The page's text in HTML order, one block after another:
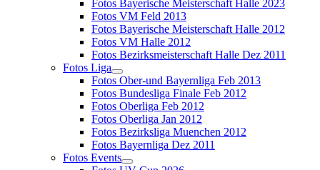
Fotos Bayerische Meisterschaft Halle 2023
Fotos VM Feld 2013
Fotos Bayerische Meisterschaft Halle 2012
Fotos VM Halle 2012
Fotos Bezirksmeisterschaft Halle Dez 2011
Fotos Liga
Fotos Ober-und Bayernliga Feb 2013
Fotos Bundesliga Finale Feb 2012
Fotos Oberliga Feb 2012
Fotos Oberliga Jan 2012
Fotos Bezirksliga Muenchen 2012
Fotos Bayernliga Dez 2011
Fotos Events